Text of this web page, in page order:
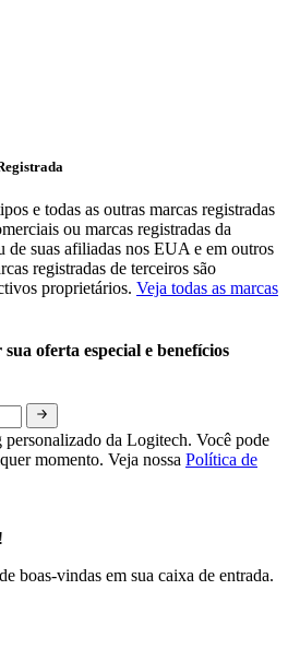
e todas as outras marcas registradas
ou marcas registradas da
suas afiliadas nos EUA e em outros
registradas de terceiros são
proprietários. Veja todas as marcas
oferta especial e benefícios
da Logitech. Você pode
momento. Veja nossa Política de
boas-vindas em sua caixa de entrada.